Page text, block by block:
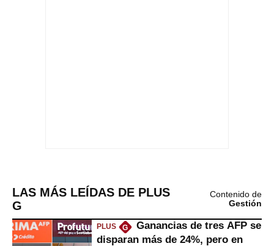
LAS MÁS LEÍDAS DE PLUS
G
Contenido de
Gestión
PLUS G
Ganancias de tres AFP se
disparan más de 24%, pero en